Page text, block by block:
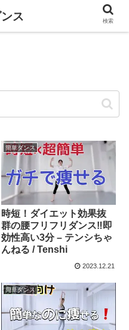
簡単ダンス
時短！ダイエット効果抜
群の腰フリフリダンス‼︎即
効性高い3分 – テンシちゃ
んねる / Tenshi
2023.12.21
簡単ダンス
ス 検索